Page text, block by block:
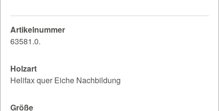
Artikelnummer
63581.0.
Holzart
Helifax quer Eiche Nachbildung
Größe